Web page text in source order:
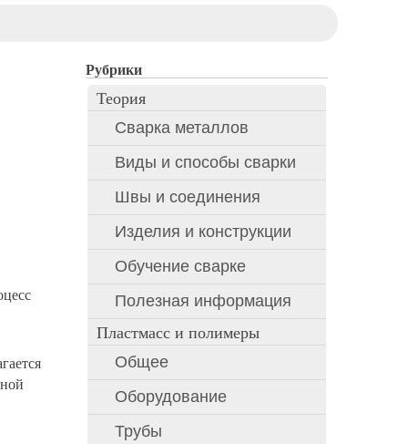
Рубрики
Теория
Сварка металлов
Виды и способы сварки
Швы и соединения
Изделия и конструкции
Обучение сварке
Полезная информация
Пластмасс и полимеры
Общее
Оборудование
Трубы